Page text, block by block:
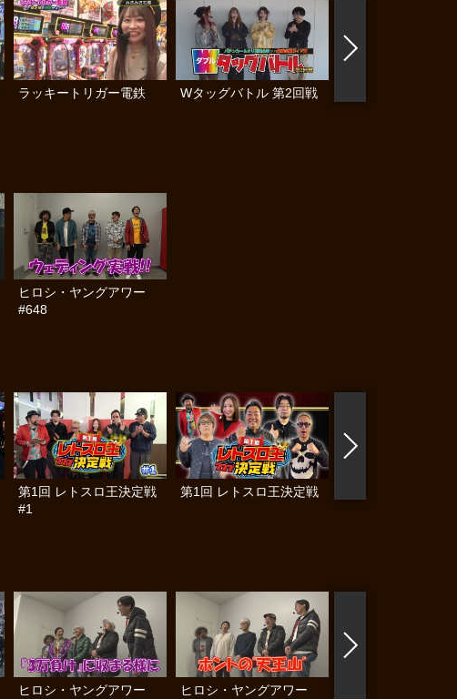
ラッキートリガー電鉄 Wタッグバトル 第2回戦
ヒロシ・ヤングアワー
#648
第1回 レトスロ王決定戦
#1
第1回 レトスロ王決定戦
ヒロシ・ヤングアワー
ヒロシ・ヤングアワー